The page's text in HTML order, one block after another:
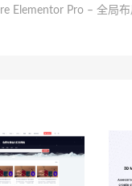
Elementor Pro – 全局